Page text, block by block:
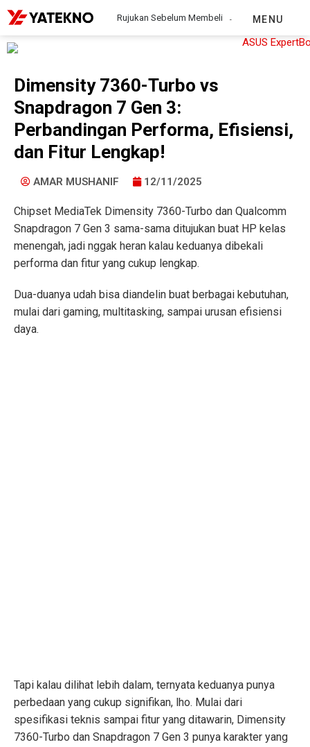
Rujukan Sebelum Membeli MENU
Dimensity 7360-Turbo vs
Snapdragon 7 Gen 3:
Perbandingan Performa, Efisiensi,
dan Fitur Lengkap!
AMAR MUSHANIF 12/11/2025
Chipset MediaTek Dimensity 7360-Turbo dan Qualcomm
Snapdragon 7 Gen 3 sama-sama ditujukan buat HP kelas
menengah, jadi nggak heran kalau keduanya dibekali
performa dan fitur yang cukup lengkap.
Dua-duanya udah bisa diandelin buat berbagai kebutuhan,
mulai dari gaming, multitasking, sampai urusan efisiensi
daya.
Tapi kalau dilihat lebih dalam, ternyata keduanya punya
perbedaan yang cukup signifikan, lho. Mulai dari
spesifikasi teknis sampai fitur yang ditawarin, Dimensity
7360-Turbo dan Snapdragon 7 Gen 3 punya karakter yang